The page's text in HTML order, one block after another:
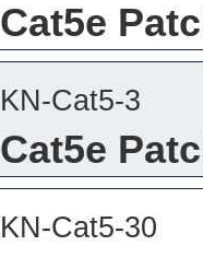
Cat5e
KN-Cat5-3
Cat5e
KN-Cat5-30